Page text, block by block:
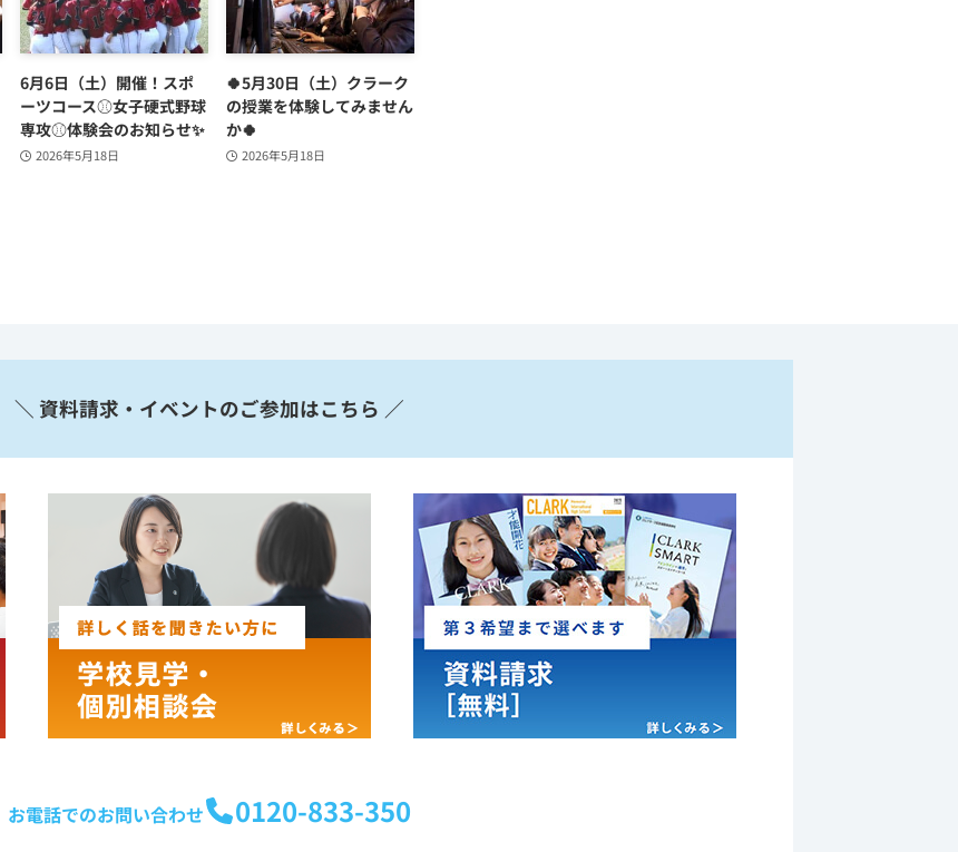
6月6日（土）開催！スポ
ーツコース⚾女子硬式野球
専攻⚾体験会のお知らせ✨
2026年5月18日
🍀5月30日（土）クラーク
の授業を体験してみません
か🍀
2026年5月18日
＼ 資料請求・イベントのご参加はこちら ／
お電話でのお問い合わせ 0120-833-350